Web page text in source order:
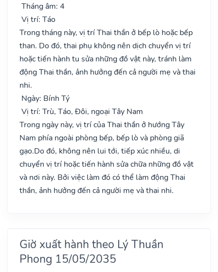
Tháng âm: 4
Vị trí: Táo
Trong tháng này, vị trí Thai thần ở bếp lò hoặc bếp
than. Do đó, thai phụ không nên dịch chuyển vị trí
hoặc tiến hành tu sửa những đồ vật này, tránh làm
động Thai thần, ảnh hưởng đến cả người mẹ và thai
nhi.
Ngày: Bính Tý
Vị trí: Trù, Táo, Đôi, ngoại Tây Nam
Trong ngày này, vị trí của Thai thần ở hướng Tây
Nam phía ngoài phòng bếp, bếp lò và phòng giã
gạo.Do đó, không nên lui tới, tiếp xúc nhiều, di
chuyển vị trí hoặc tiến hành sửa chữa những đồ vật
và nơi này. Bởi việc làm đó có thể làm động Thai
thần, ảnh hưởng đến cả người mẹ và thai nhi.
Giờ xuất hành theo Lý Thuần
Phong 15/05/2035